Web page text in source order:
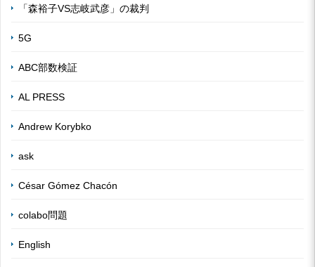
「森裕子VS志岐武彦」の裁判
5G
ABC部数検証
AL PRESS
Andrew Korybko
ask
César Gómez Chacón
colabo問題
English